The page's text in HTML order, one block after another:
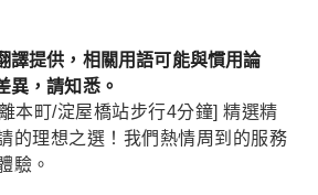
譯提供，相關用語可能與慣用論
異，請知悉。
町/淀屋橋站步行4分鐘] 精選精
的理想之選！我們熱情周到的服務
驗。